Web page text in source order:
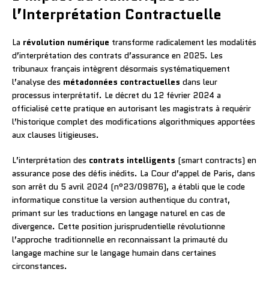
l’Interprétation Contractuelle
La révolution numérique transforme radicalement les modalités
d’interprétation des contrats d’assurance en 2025. Les
tribunaux français intègrent désormais systématiquement
l’analyse des métadonnées contractuelles dans leur
processus interprétatif. Le décret du 12 février 2024 a
officialisé cette pratique en autorisant les magistrats à requérir
l’historique complet des modifications algorithmiques apportées
aux clauses litigieuses.
L’interprétation des contrats intelligents (smart contracts) en
assurance pose des défis inédits. La Cour d’appel de Paris, dans
son arrêt du 5 avril 2024 (n°23/09876), a établi que le code
informatique constitue la version authentique du contrat,
primant sur les traductions en langage naturel en cas de
divergence. Cette position jurisprudentielle révolutionne
l’approche traditionnelle en reconnaissant la primauté du
langage machine sur le langage humain dans certaines
circonstances.